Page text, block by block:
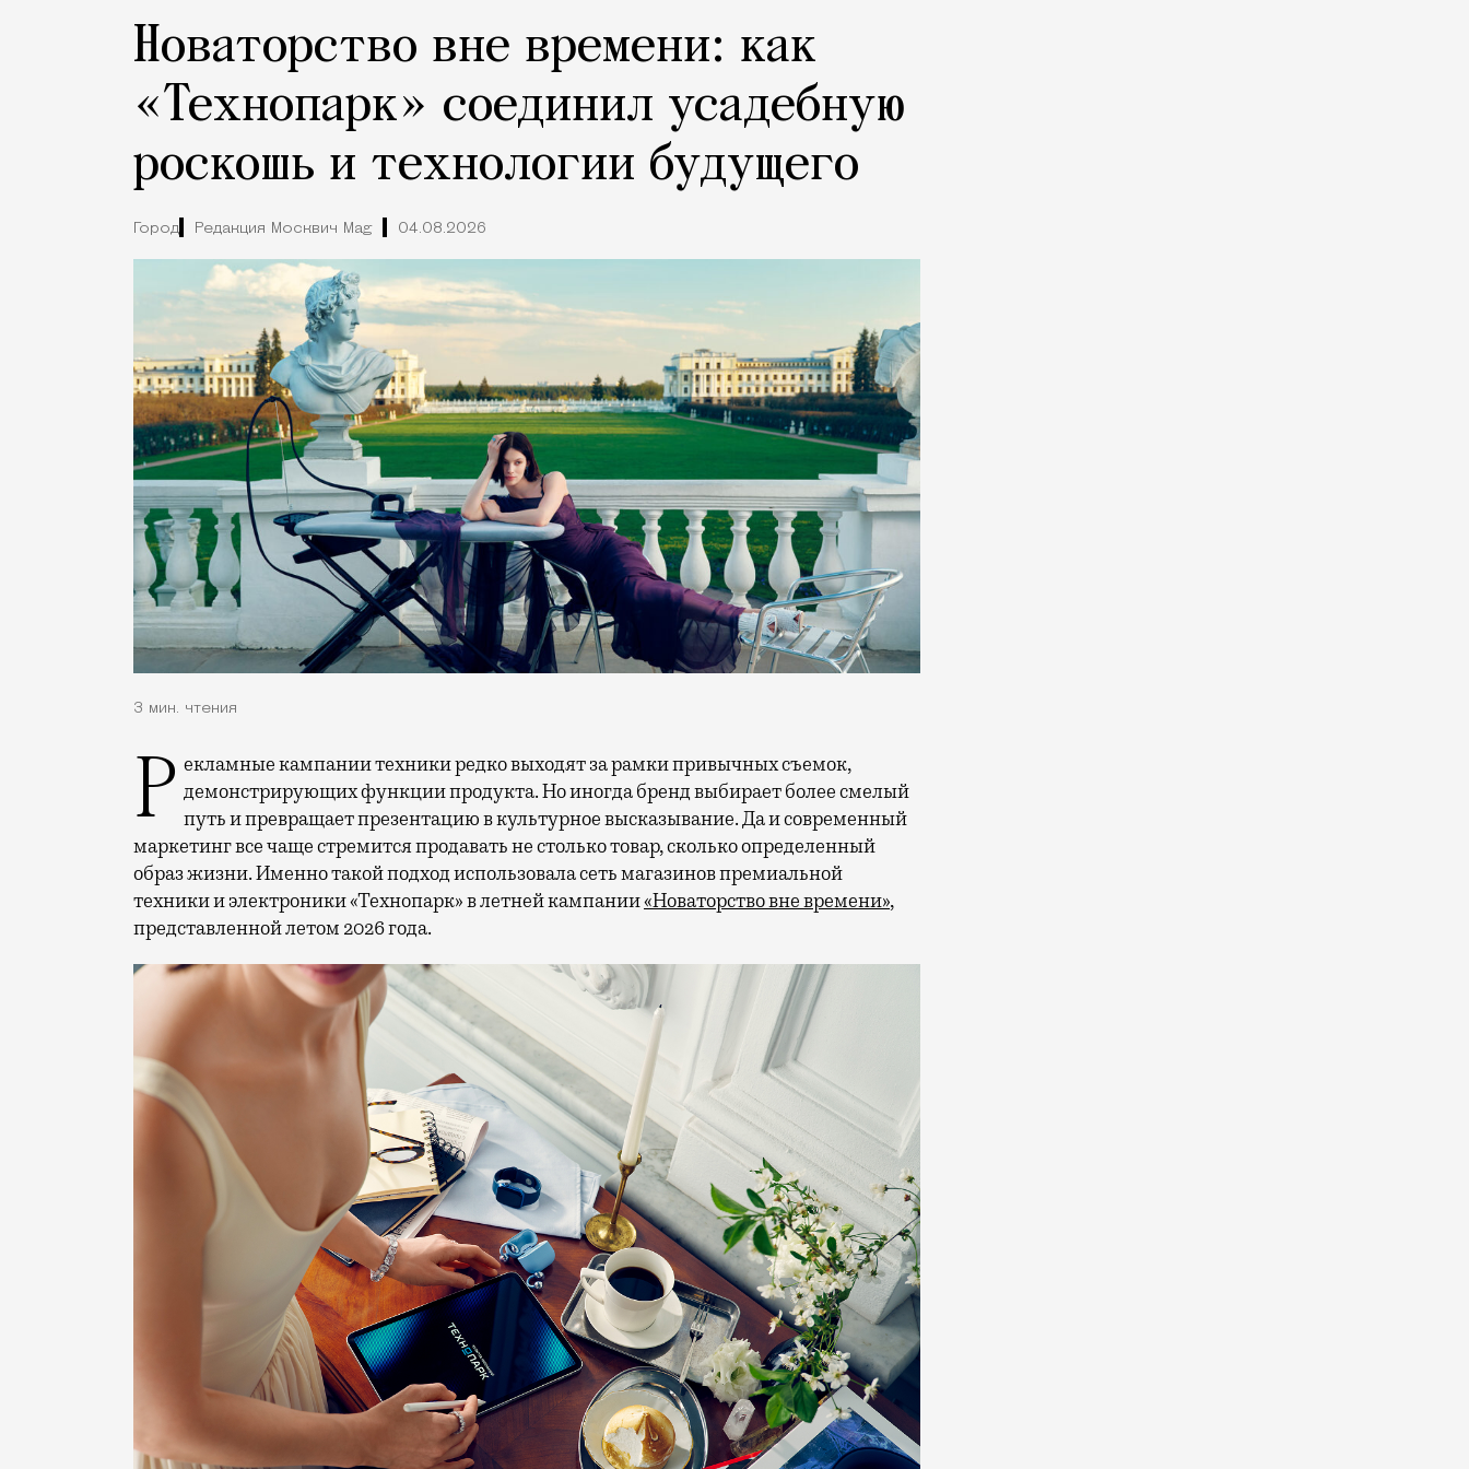
Новаторство вне времени: как
«Технопарк» соединил усадебную
роскошь и технологии будущего
Город Редакция Москвич Mag 04.08.2026
3 мин. чтения
Рекламные кампании техники редко выходят за рамки привычных съемок, демонстрирующих функции продукта. Но иногда бренд выбирает более смелый
путь и превращает презентацию в культурное высказывание. Да и современный
маркетинг все чаще стремится продавать не столько товар, сколько определенный
образ жизни. Именно такой подход использовала сеть магазинов премиальной
техники и электроники «Технопарк» в летней кампании«Новаторство вне времени»,
представленной летом 2026 года.